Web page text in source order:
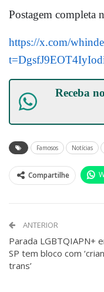
Postagem completa
https://x.com/
Receba
Famosos Notícias
Compartilhe
ANTERIOR
Parada LGBTQIAPN+
SP tem bloco com
trans’